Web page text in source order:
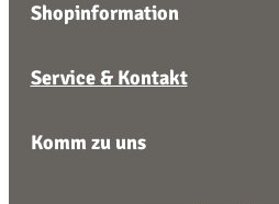
Shopinformation
Service & Kontakt
Komm zu uns